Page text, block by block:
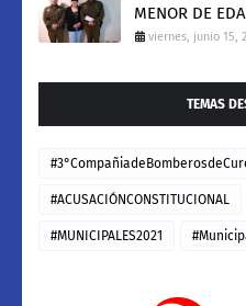
MENOR DE
viernes, junio 15,
TEMAS
#ACUSACIÓNCONSTITUCIONAL
#MUNICIPALES2021